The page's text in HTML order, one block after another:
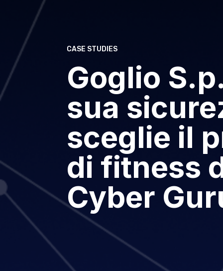
CASE STUDIES
Goglio
sua
sceglie il
di fitness
Cyber